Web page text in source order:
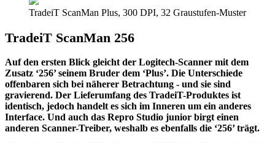
TradeiT ScanMan Plus, 300 DPI, 32 Graustufen-Muster
TradeiT ScanMan 256
Auf den ersten Blick gleicht der Logitech-Scanner mit dem
Zusatz ‘256’ seinem Bruder dem ‘Plus’. Die Unterschiede
offenbaren sich bei näherer Betrachtung - und sie sind
gravierend. Der Lieferumfang des TradeiT-Produktes ist
identisch, jedoch handelt es sich im Inneren um ein anderes
Interface. Und auch das Repro Studio junior birgt einen
anderen Scanner-Treiber, weshalb es ebenfalls die ‘256’ trägt.